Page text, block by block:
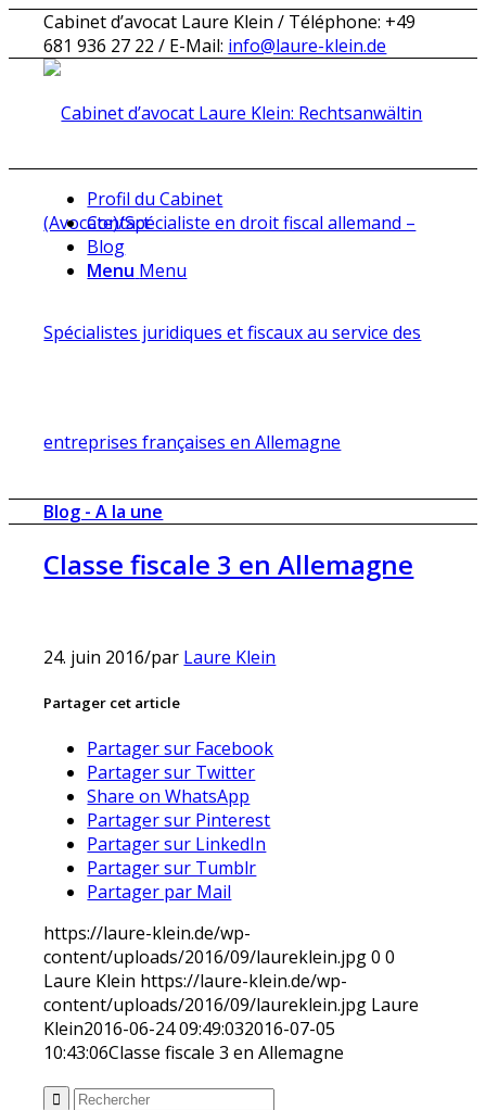
Cabinet d’avocat Laure Klein / Téléphone: +49
681 936 27 22 / E-Mail: info@laure-klein.de
Profil du Cabinet
Contact
Blog
Menu Menu
Blog - A la une
Classe fiscale 3 en Allemagne
24. juin 2016/par Laure Klein
Partager cet article
Partager sur Facebook
Partager sur Twitter
Share on WhatsApp
Partager sur Pinterest
Partager sur LinkedIn
Partager sur Tumblr
Partager par Mail
https://laure-klein.de/wp-
content/uploads/2016/09/laureklein.jpg 0 0
Laure Klein https://laure-klein.de/wp-
content/uploads/2016/09/laureklein.jpg Laure
Klein2016-06-24 09:49:032016-07-05
10:43:06Classe fiscale 3 en Allemagne